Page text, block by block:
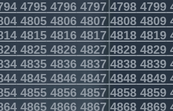
47954796479747984799
48054806480748084809
48154816481748184819
48254826482748284829
48354836483748384839
48454846484748484849
48554856485748584859
48654866486748684869